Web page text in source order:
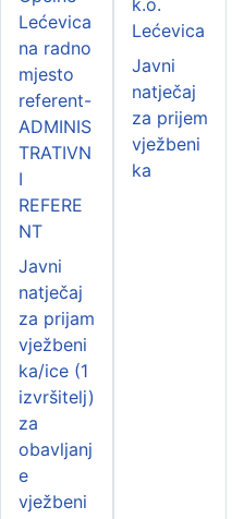
Lećevica
na radno
mjesto
referent-
ADMINIS
TRATIVN
I
REFERE
NT
Javni
natječaj
za prijam
vježbeni
ka/ice (1
izvršitelj)
za
obavljanj
e
vježbeni
Lećevica
Javni
natječaj
za prijem
vježbeni
ka